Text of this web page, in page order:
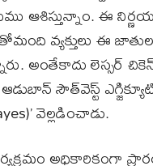
ఈ
వ్యక్తులు ఈ
అంతేకాదు లెస్సర్
ఆడుబాన్ సౌత్‌వెస్ట్
వెల్లడించాడు.
అధికారికంగా